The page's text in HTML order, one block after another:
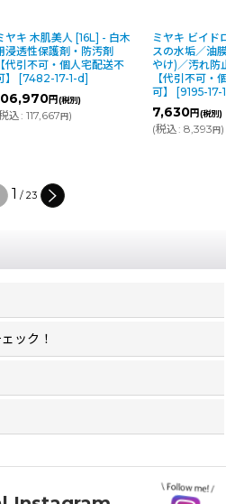
美人 [16L] - 白木
護剤・防汚剤
・個人宅配送不
17-1-d]
円(税別)
円)
ミヤキ ビイドロ [1L] -
スの水垢／油膜／鱗状
やけ)／汚れ防止剤／保
【代引不可・個人宅配
9195-17-1-d]
円(税別)
8,393円 )
2 /23
ック！